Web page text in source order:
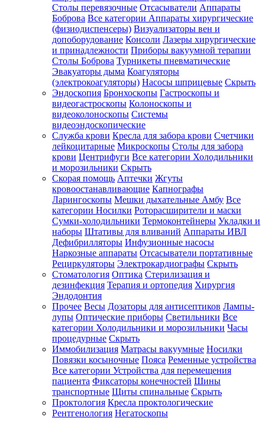
Столы перевязочные Отсасыватели Аппараты
Боброва Все категории Аппараты хирургические
(физиодиспенсеры) Визуализаторы вен и
допоборудование Консоли Лазеры хирургические
и принадлежности Приборы вакуумной терапии
Столы Боброва Турникеты пневматические
Эвакуаторы дыма Коагуляторы
(электрокоагуляторы) Насосы шприцевые Скрыть
Эндоскопия Бронхоскопы Гастроскопы и
видеогастроскопы Колоноскопы и
видеоколоноскопы Системы
видеоэндоскопические
Служба крови Кресла для забора крови Счетчики
лейкоцитарные Микроскопы Столы для забора
крови Центрифуги Все категории Холодильники
и морозильники Скрыть
Скорая помощь Аптечки Жгуты
кровоостанавливающие Капнографы
Ларингоскопы Мешки дыхательные Амбу Все
категории Носилки Роторасширители и маски
Сумки-холодильники Термоконтейнеры Укладки и
наборы Штативы для вливаний Аппараты ИВЛ
Дефибрилляторы Инфузионные насосы
Наркозные аппараты Отсасыватели портативные
Рециркуляторы Электрокардиографы Скрыть
Стоматология Оптика Стерилизация и
дезинфекция Терапия и ортопедия Хирургия
Эндодонтия
Прочее Весы Дозаторы для антисептиков Лампы-
лупы Оптические приборы Светильники Все
категории Холодильники и морозильники Часы
процедурные Скрыть
Иммобилизация Матрасы вакуумные Носилки
Повязки косыночные Пояса Ременные устройства
Все категории Устройства для перемещения
пациента Фиксаторы конечностей Шины
транспортные Щиты спинальные Скрыть
Проктология Кресла проктологические
Рентгенология Негатоскопы